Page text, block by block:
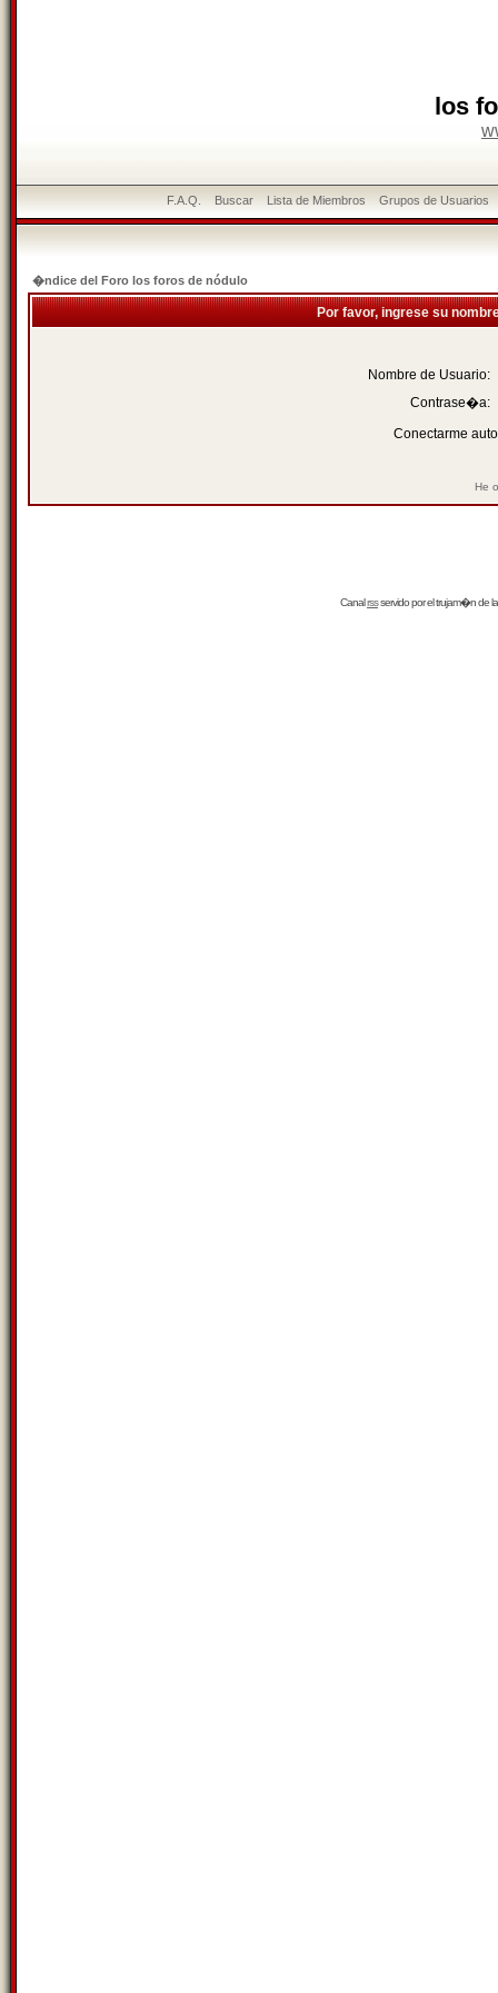
los
F.A.Q. Buscar Lista de Miembros Grupos de Usuarios
�ndice del Foro los foros de nódulo
Por favor, ingrese su
Nombre de Usuario:
Contrase�a:
Conectarme
He
Canalrssservido por eltrujam�nde